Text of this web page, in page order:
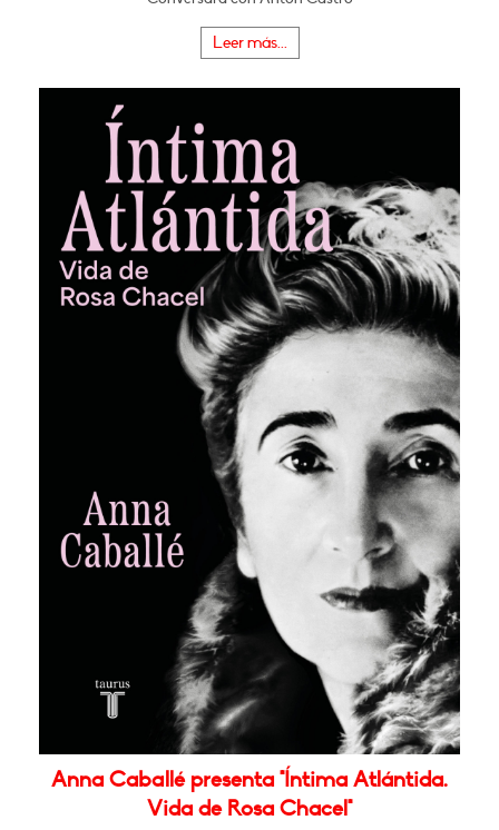
Leer más...
Anna Caballé presenta "Íntima Atlántida.
Vida de Rosa Chacel"